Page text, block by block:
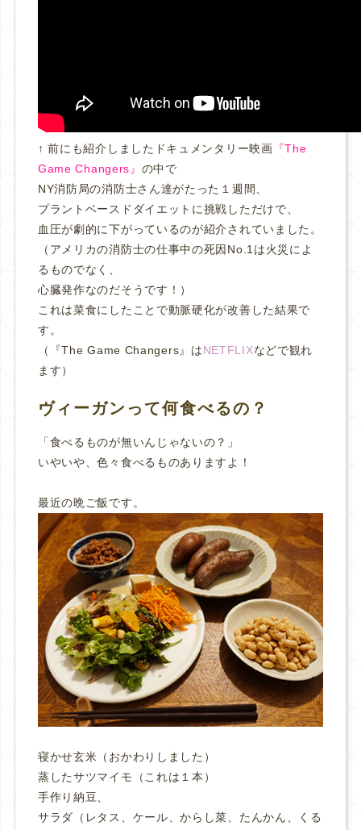
↑ 前にも紹介しましたドキュメンタリー映画 『The
Game Changers』 の中で
NY消防局の消防士さん達がたった１週間、
プラントベースドダイエットに挑戦しただけで、
血圧が劇的に下がっているのが紹介されていました。
（アメリカの消防士の仕事中の死因No.1は火災によ
るものでなく、
心臓発作なのだそうです！）
これは菜食にしたことで動脈硬化が改善した結果で
す。
（『The Game Changers』はNETFLIXなどで観れ
ます）
ヴィーガンって何食べるの？
「食べるものが無いんじゃないの？」
いやいや、色々食べるものありますよ！
最近の晩ご飯です。
寝かせ玄米（おかわりしました）
蒸したサツマイモ（これは１本）
手作り納豆、
サラダ（レタス、ケール、からし菜、たんかん、くる